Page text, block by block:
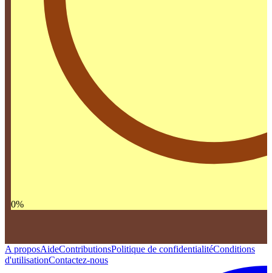
0%
A proposAideContributionsPolitique de confidentialitéConditions
d'utilisationContactez-nous